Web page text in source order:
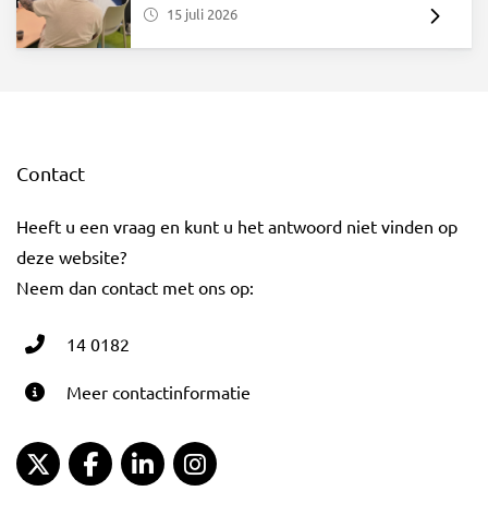
15 juli 2026
Contact
Heeft u een vraag en kunt u het antwoord niet vinden op
deze website?
Neem dan contact met ons op:
14 0182
Meer contactinformatie
Gemeente Gouda Twitter
Gemeente Gouda Facebook
Gemeente Gouda LinkedIn